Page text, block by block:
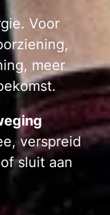
Voor
meer
verspreid
sluit aan